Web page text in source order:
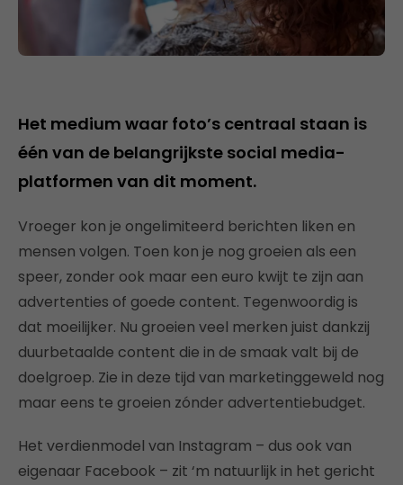
Het medium waar foto’s centraal staan is
één van de belangrijkste social media-
platformen van dit moment.
Vroeger kon je ongelimiteerd berichten liken en
mensen volgen. Toen kon je nog groeien als een
speer, zonder ook maar een euro kwijt te zijn aan
advertenties of goede content. Tegenwoordig is
dat moeilijker. Nu groeien veel merken juist dankzij
duurbetaalde content die in de smaak valt bij de
doelgroep. Zie in deze tijd van marketinggeweld nog
maar eens te groeien zónder advertentiebudget.
Het verdienmodel van Instagram – dus ook van
eigenaar Facebook – zit ‘m natuurlijk in het gericht